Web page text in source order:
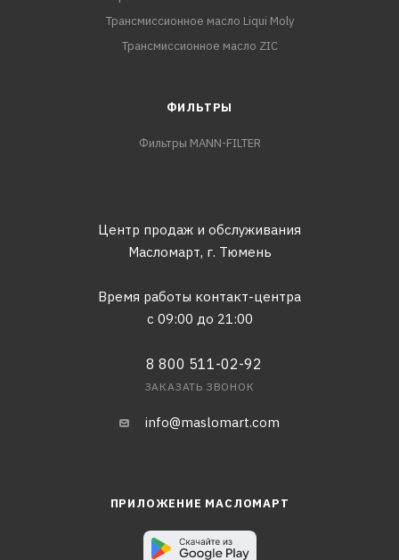
Трансмиссионное масло Liqui Moly
Трансмиссионное масло ZIC
ФИЛЬТРЫ
Фильтры MANN-FILTER
Центр продаж и обслуживания
Масломарт, г. Тюмень
Время работы контакт-центра
с 09:00 до 21:00
8 800 511-02-92
ЗАКАЗАТЬ ЗВОНОК
info@maslomart.com
ПРИЛОЖЕНИЕ МАСЛОМАРТ